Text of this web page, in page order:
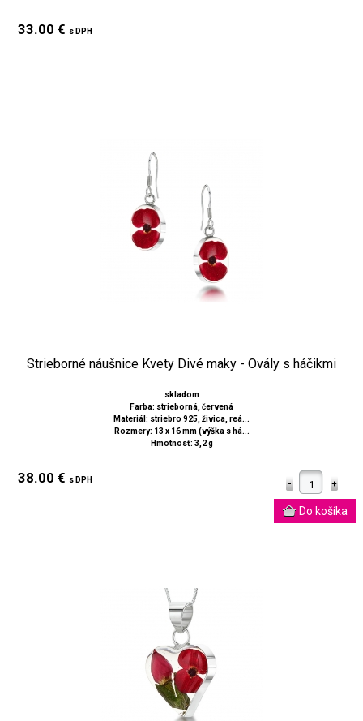
33.00 € s DPH
Strieborné náušnice Kvety Divé maky - Ovály s háčikmi
skladom
Farba: strieborná, červená
Materiál: striebro 925, živica, reá...
Rozmery: 13 x 16 mm (výška s há...
Hmotnosť: 3,2 g
38.00 € s DPH